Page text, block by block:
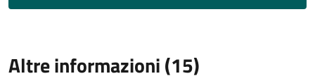
Altre informazioni (15)